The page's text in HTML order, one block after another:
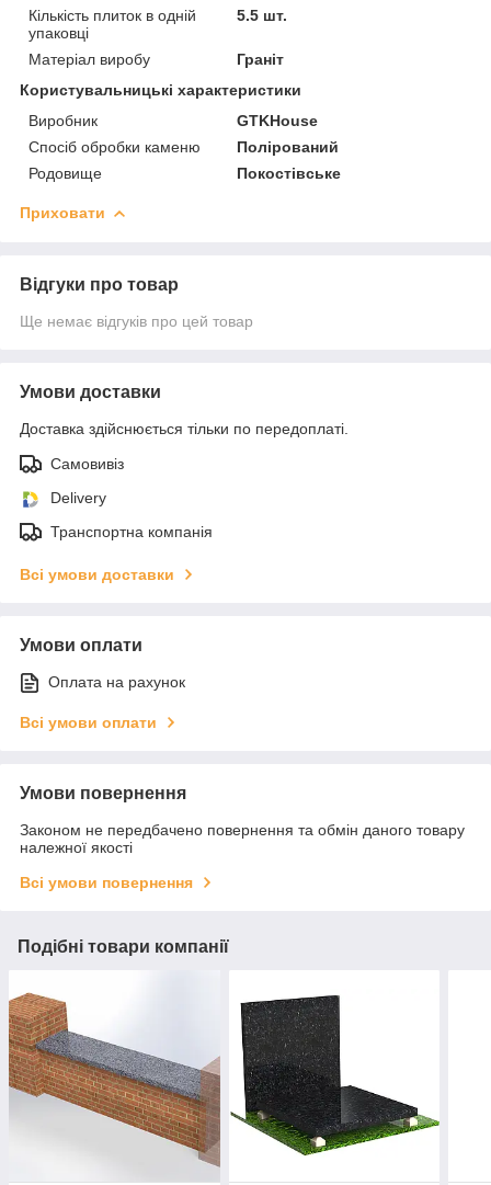
Кількість плиток в одній
упаковці
5.5 шт.
Матеріал виробу
Граніт
Користувальницькі характеристики
Виробник
GTKHouse
Спосіб обробки каменю
Полірований
Родовище
Покостівське
Приховати
Відгуки про товар
Ще немає відгуків про цей товар
Умови доставки
Доставка здійснюється тільки по передоплаті.
Самовивіз
Delivery
Транспортна компанія
Всі умови доставки
Умови оплати
Оплата на рахунок
Всі умови оплати
Умови повернення
Законом не передбачено повернення та обмін даного товару
належної якості
Всі умови повернення
Подібні товари компанії